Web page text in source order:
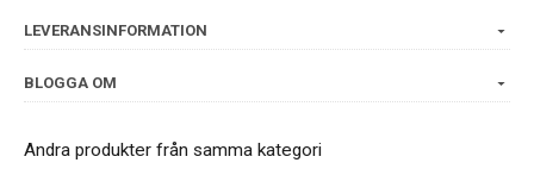
LEVERANSINFORMATION
BLOGGA OM
Andra produkter från samma kategori